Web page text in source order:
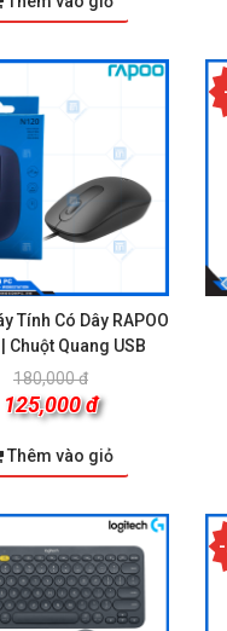
Mềm Microsoft 365
Subscr 1YR
FPP/ Box
đ
đ
365
Tính Có Dây RAPOO
Chuột Quang USB
180,000 đ
125,000 đ
Thêm vào giỏ